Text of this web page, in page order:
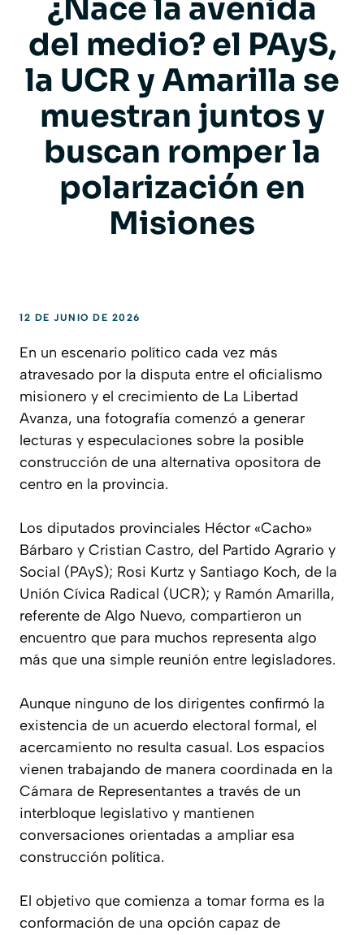
¿Nace la avenida
del medio? el PAyS,
la UCR y Amarilla se
muestran juntos y
buscan romper la
polarización en
Misiones
12 DE JUNIO DE 2026
En un escenario político cada vez más
atravesado por la disputa entre el oficialismo
misionero y el crecimiento de La Libertad
Avanza, una fotografía comenzó a generar
lecturas y especulaciones sobre la posible
construcción de una alternativa opositora de
centro en la provincia.
Los diputados provinciales Héctor «Cacho»
Bárbaro y Cristian Castro, del Partido Agrario y
Social (PAyS); Rosi Kurtz y Santiago Koch, de la
Unión Cívica Radical (UCR); y Ramón Amarilla,
referente de Algo Nuevo, compartieron un
encuentro que para muchos representa algo
más que una simple reunión entre legisladores.
Aunque ninguno de los dirigentes confirmó la
existencia de un acuerdo electoral formal, el
acercamiento no resulta casual. Los espacios
vienen trabajando de manera coordinada en la
Cámara de Representantes a través de un
interbloque legislativo y mantienen
conversaciones orientadas a ampliar esa
construcción política.
El objetivo que comienza a tomar forma es la
conformación de una opción capaz de